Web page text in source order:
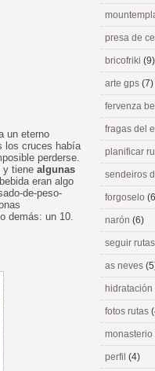
un eterno
los cruces había
perderse.
y tiene algunas
eran algo
de-peso-
demás: un 10.
presa de
bricofriki (9)
arte gps (7)
fervenza
fragas del
planificar
sendeiros
forgoselo
narón (6)
seguir
as neves
hidratación
fotos rutas
perfil (4)